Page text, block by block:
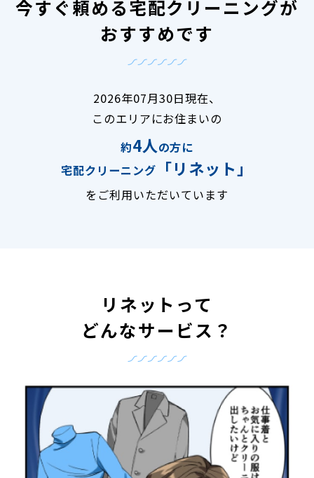
今すぐ頼める宅配クリーニングが
おすすめです
2026年07月30日現在、
このエリアにお住まいの
約4人の方に
宅配クリーニング
「リネット」
をご利用いただいています
リネットって
どんなサービス？